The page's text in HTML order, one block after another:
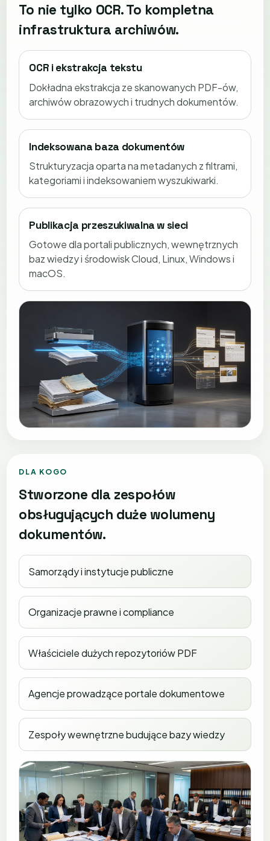
To nie tylko OCR. To kompletna
infrastruktura archiwów.
OCR i ekstrakcja tekstu
Dokładna ekstrakcja ze skanowanych PDF-ów,
archiwów obrazowych i trudnych dokumentów.
Indeksowana baza dokumentów
Strukturyzacja oparta na metadanych z filtrami,
kategoriami i indeksowaniem wyszukiwarki.
Publikacja przeszukiwalna w sieci
Gotowe dla portali publicznych, wewnętrznych
baz wiedzy i środowisk Cloud, Linux, Windows i
macOS.
DLA KOGO
Stworzone dla zespołów
obsługujących duże wolumeny
dokumentów.
Samorządy i instytucje publiczne
Organizacje prawne i compliance
Właściciele dużych repozytoriów PDF
Agencje prowadzące portale dokumentowe
Zespoły wewnętrzne budujące bazy wiedzy